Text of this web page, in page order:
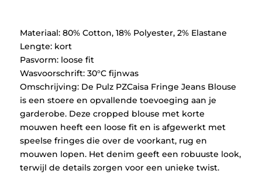
Materiaal: 80% Cotton, 18% Polyester, 2% Elastane
Lengte: kort
Pasvorm: loose fit
Wasvoorschrift: 30°C fijnwas
Omschrijving: De Pulz PZCaisa Fringe Jeans Blouse
is een stoere en opvallende toevoeging aan je
garderobe. Deze cropped blouse met korte
mouwen heeft een loose fit en is afgewerkt met
speelse fringes die over de voorkant, rug en
mouwen lopen. Het denim geeft een robuuste look,
terwijl de details zorgen voor een unieke twist.